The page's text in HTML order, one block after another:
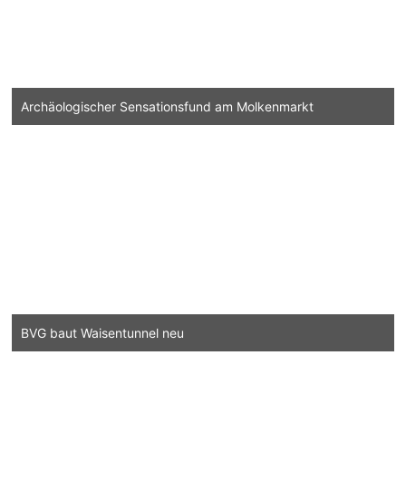
Archäologischer Sensationsfund am Molkenmarkt
BVG baut Waisentunnel neu